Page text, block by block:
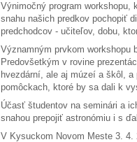
Výnimočný program workshopu,
snahu našich predkov pochopiť
predchodcov - učiteľov, dobu,
Významným prvkom workshopu
Predovšetkým v rovine
hvezdární, ale aj múzeí a škôl,
pomôckach, ktoré by sa dali k
Účasť študentov na seminári a
snahou prepojiť astronómiu i s
V Kysuckom Novom Meste 3. 4.